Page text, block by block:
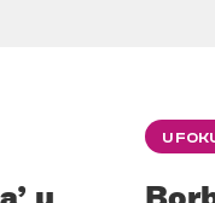
U